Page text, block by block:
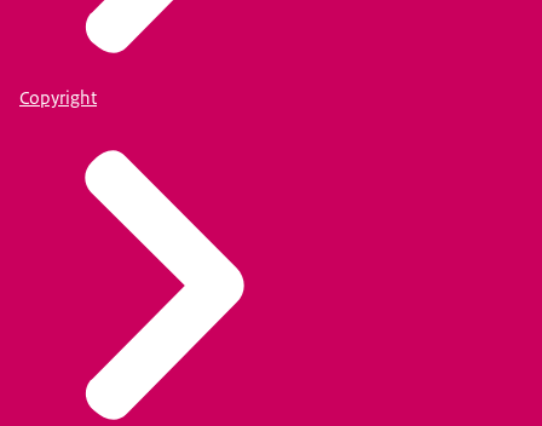
Copyright